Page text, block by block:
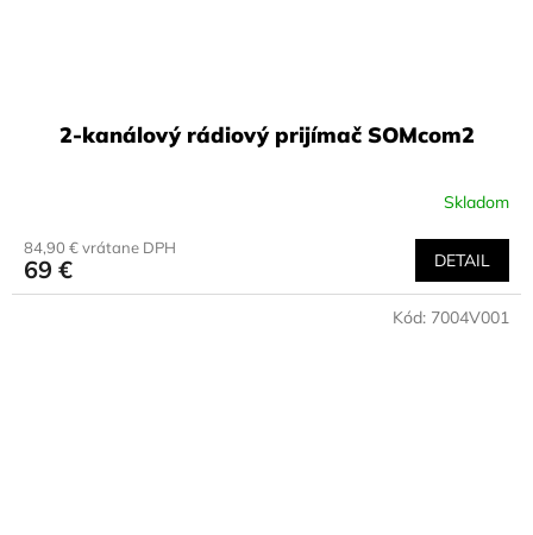
2-kanálový rádiový prijímač SOMcom2
Skladom
84,90 € vrátane DPH
69 € DETAIL
Kód: 7004V001